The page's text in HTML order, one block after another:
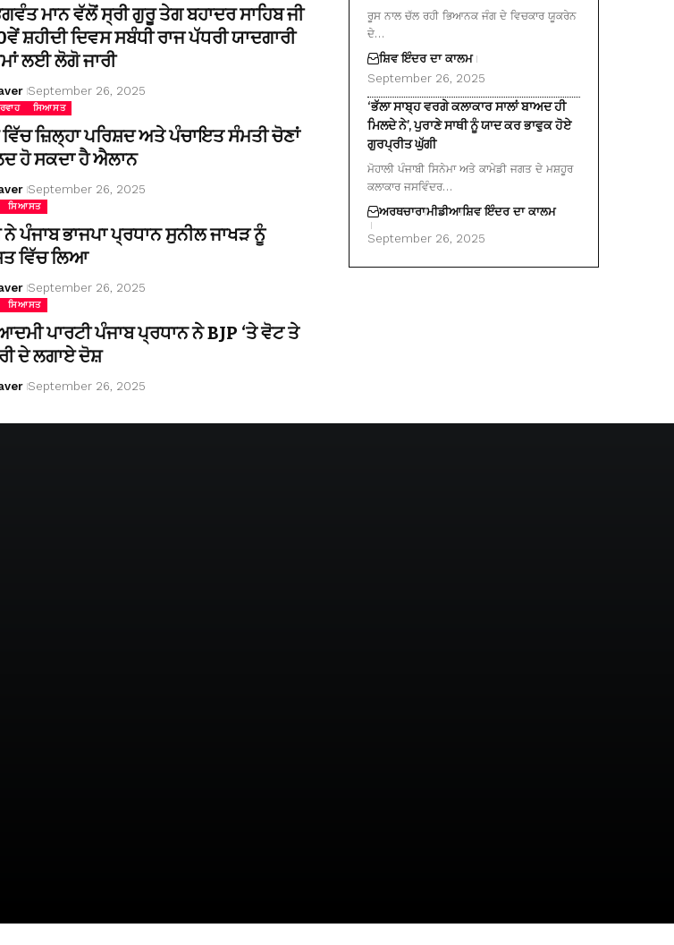
ਮਾਨ ਵੱਲੋਂ ਸ੍ਰੀ ਗੁਰੂ ਤੇਗ ਬਹਾਦਰ ਸਾਹਿਬ ਜੀ
ਸ਼ਹੀਦੀ ਦਿਵਸ ਸਬੰਧੀ ਰਾਜ ਪੱਧਰੀ ਯਾਦਗਾਰੀ
ਲਈ ਲੋਗੋ ਜਾਰੀ
September 26, 2025
ਸਿਆਸਤ
ਜ਼ਿਲ੍ਹਾ ਪਰਿਸ਼ਦ ਅਤੇ ਪੰਚਾਇਤ ਸੰਮਤੀ ਚੋਣਾਂ
ਹੋ ਸਕਦਾ ਹੈ ਐਲਾਨ
September 26, 2025
ਸਿਆਸਤ
ਪੰਜਾਬ ਭਾਜਪਾ ਪ੍ਰਧਾਨ ਸੁਨੀਲ ਜਾਖੜ ਨੂੰ
ਵਿੱਚ ਲਿਆ
September 26, 2025
ਸਿਆਸਤ
ਪਾਰਟੀ ਪੰਜਾਬ ਪ੍ਰਧਾਨ ਨੇ BJP ‘ਤੇ ਵੋਟ ਤੇ
ਦੇ ਲਗਾਏ ਦੋਸ਼
September 26, 2025
ਰੂਸ ਨਾਲ ਚੱਲ ਰਹੀ ਭਿਆਨਕ ਜੰਗ ਦੇ ਵਿਚਕਾਰ ਯੂਕਰੇਨ
ਦੇ…
ਸ਼ਿਵ ਇੰਦਰ ਦਾ ਕਾਲਮ
September 26, 2025
‘ਭੱਲਾ ਸਾਬ੍ਹ ਵਰਗੇ ਕਲਾਕਾਰ ਸਾਲਾਂ ਬਾਅਦ ਹੀ
ਮਿਲਦੇ ਨੇ’, ਪੁਰਾਣੇ ਸਾਥੀ ਨੂੰ ਯਾਦ ਕਰ ਭਾਵੁਕ ਹੋਏ
ਗੁਰਪ੍ਰੀਤ ਘੁੱਗੀ
ਮੋਹਾਲੀ ਪੰਜਾਬੀ ਸਿਨੇਮਾ ਅਤੇ ਕਾਮੇਡੀ ਜਗਤ ਦੇ ਮਸ਼ਹੂਰ
ਕਲਾਕਾਰ ਜਸਵਿੰਦਰ…
ਅਰਥਚਾਰਾਮੀਡੀਆਸ਼ਿਵ ਇੰਦਰ ਦਾ ਕਾਲਮ
September 26, 2025